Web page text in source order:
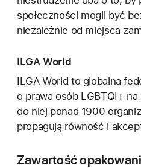
społeczności mogli być
niezależnie od miejsca
ILGA World
ILGA World to globalna
o prawa osób LGBTQI+
do niej ponad 1900
propagują równość i
Zawartość